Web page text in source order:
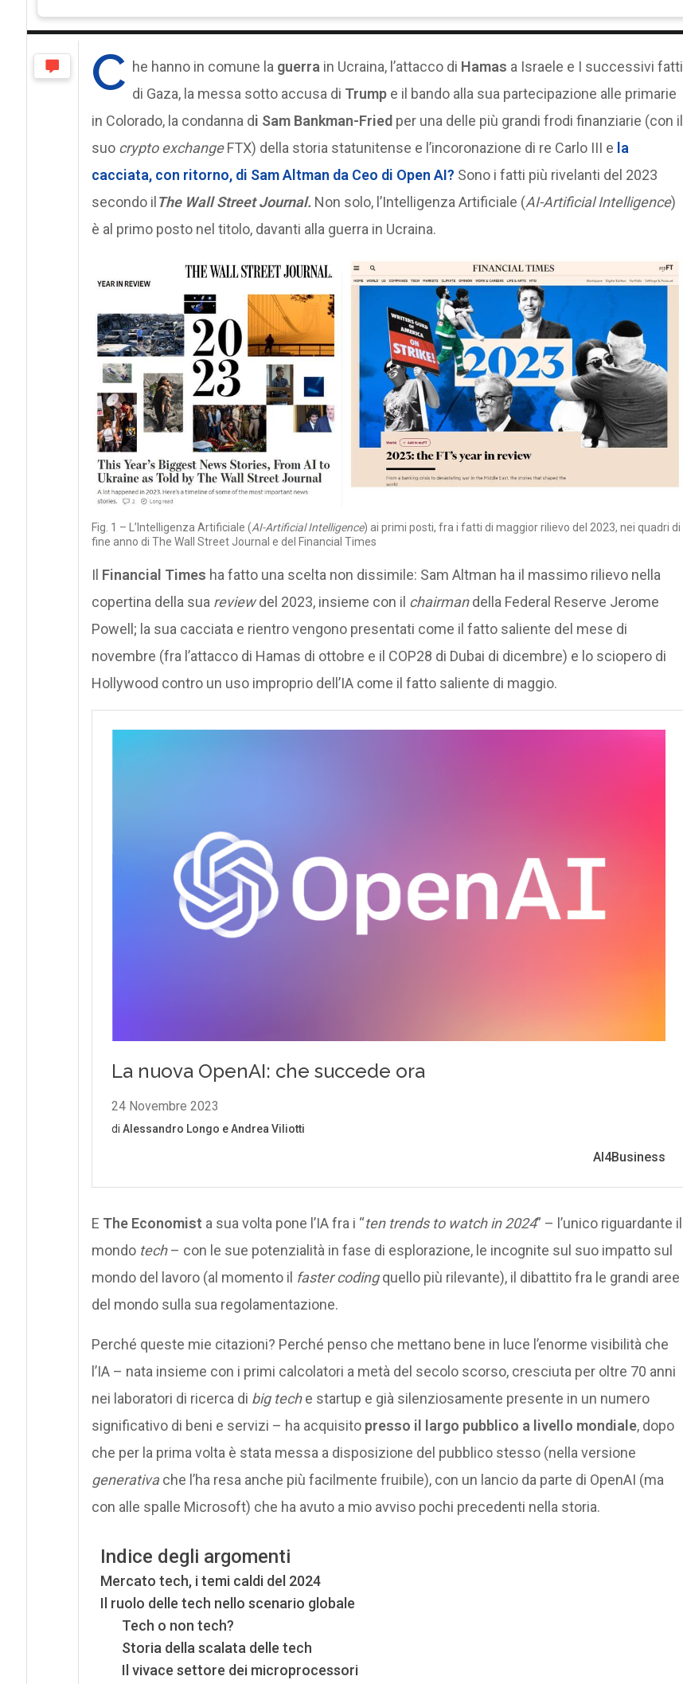
C he hanno in comune la guerra in Ucraina, l’attacco di Hamas a Israele e I successivi fatti
di Gaza, la messa sotto accusa di Trump e il bando alla sua partecipazione alle primarie
in Colorado, la condanna di Sam Bankman-Friedper una delle più grandi frodi finanziarie (con il
suo crypto exchangeFTX) della storia statunitense e l’incoronazione di re Carlo III e la
cacciata, con ritorno, di Sam Altman da Ceo di Open AI? Sono i fatti più rivelanti del 2023
secondo ilThe Wall Street Journal. Non solo, l’Intelligenza Artificiale (AI-Artificial Intelligence)
è al primo posto nel titolo, davanti alla guerra in Ucraina.
Fig. 1 – L’Intelligenza Artificiale (AI-Artificial Intelligence) ai primi posti, fra i fatti di maggior rilievo del 2023, nei quadri di
fine anno di The Wall Street Journal e del Financial Times
Il Financial Times ha fatto una scelta non dissimile: Sam Altman ha il massimo rilievo nella
copertina della sua reviewdel 2023, insieme con il chairmandella Federal Reserve Jerome
Powell; la sua cacciata e rientro vengono presentati come il fatto saliente del mese di
novembre (fra l’attacco di Hamas di ottobre e il COP28 di Dubai di dicembre) e lo sciopero di
Hollywood contro un uso improprio dell’IA come il fatto saliente di maggio.
E The Economist a sua volta pone l’IA fra i “ten trends to watch in 2024” – l’unico riguardante il
mondo tech– con le sue potenzialità in fase di esplorazione, le incognite sul suo impatto sul
mondo del lavoro (al momento il faster codingquello più rilevante), il dibattito fra le grandi aree
del mondo sulla sua regolamentazione.
Perché queste mie citazioni? Perché penso che mettano bene in luce l’enorme visibilità che
l’IA – nata insieme con i primi calcolatori a metà del secolo scorso, cresciuta per oltre 70 anni
nei laboratori di ricerca di big teche startup e già silenziosamente presente in un numero
significativo di beni e servizi – ha acquisito presso il largo pubblico a livello mondiale, dopo
che per la prima volta è stata messa a disposizione del pubblico stesso (nella versione
generativache l’ha resa anche più facilmente fruibile), con un lancio da parte di OpenAI (ma
con alle spalle Microsoft) che ha avuto a mio avviso pochi precedenti nella storia.
Indice degli argomenti
Mercato tech, i temi caldi del 2024
Il ruolo delle tech nello scenario globale
Tech o non tech?
Storia della scalata delle tech
Il vivace settore dei microprocessori